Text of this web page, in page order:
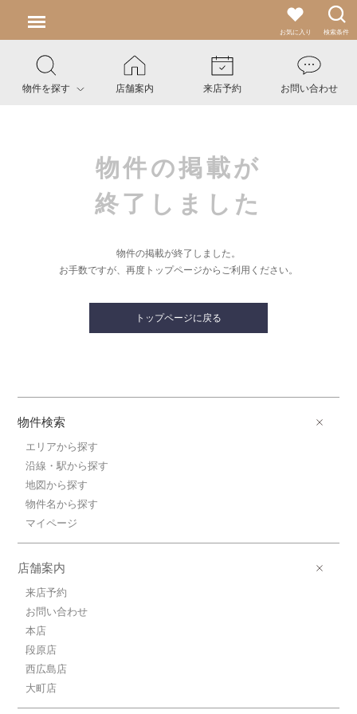
お気に入り 検索条件
物件を探す 店舗案内 来店予約 お問い合わせ
物件の掲載が
終了しました
物件の掲載が終了しました。
お手数ですが、再度トップページからご利用ください。
トップページに戻る
物件検索
エリアから探す
沿線・駅から探す
地図から探す
物件名から探す
マイページ
店舗案内
来店予約
お問い合わせ
本店
段原店
西広島店
大町店